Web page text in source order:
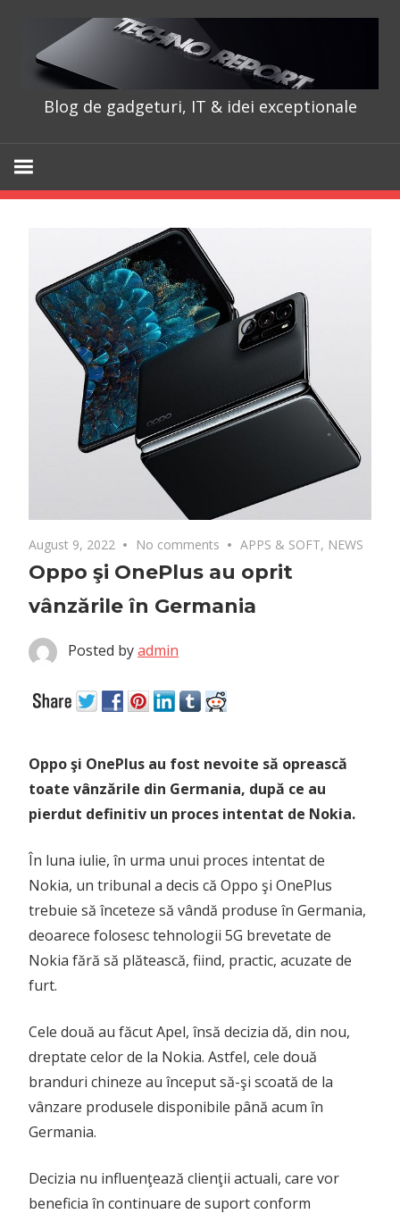
content
Blog de gadgeturi, IT & idei exceptionale
August 9, 2022 No comments APPS & SOFT, NEWS
Oppo şi OnePlus au oprit
vânzările în Germania
Posted byadmin
Oppo şi OnePlus au fost nevoite să oprească
toate vânzările din Germania, după ce au
pierdut definitiv un proces intentat de Nokia.
În luna iulie, în urma unui proces intentat de
Nokia, un tribunal a decis că Oppo şi OnePlus
trebuie să înceteze să vândă produse în Germania,
deoarece folosesc tehnologii 5G brevetate de
Nokia fără să plătească, fiind, practic, acuzate de
furt.
Cele două au făcut Apel, însă decizia dă, din nou,
dreptate celor de la Nokia. Astfel, cele două
branduri chineze au început să-şi scoată de la
vânzare produsele disponibile până acum în
Germania.
Decizia nu influenţează clienţii actuali, care vor
beneficia în continuare de suport conform